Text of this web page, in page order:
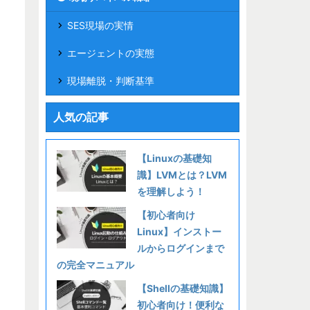
SES現場の実情
エージェントの実態
現場離脱・判断基準
人気の記事
【Linuxの基礎知
識】LVMとは？LVM
を理解しよう！
【初心者向け
Linux】インストー
ルからログインまで
の完全マニュアル
【Shellの基礎知識】
初心者向け！便利な